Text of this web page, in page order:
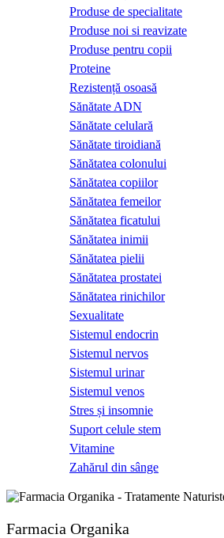
Produse de specialitate
Produse noi si reavizate
Produse pentru copii
Proteine
Rezistență osoasă
Sănătate ADN
Sănătate celulară
Sănătate tiroidiană
Sănătatea colonului
Sănătatea copiilor
Sănătatea femeilor
Sănătatea ficatului
Sănătatea inimii
Sănătatea pielii
Sănătatea prostatei
Sănătatea rinichilor
Sexualitate
Sistemul endocrin
Sistemul nervos
Sistemul urinar
Sistemul venos
Stres și insomnie
Suport celule stem
Vitamine
Zahărul din sânge
Farmacia Organika